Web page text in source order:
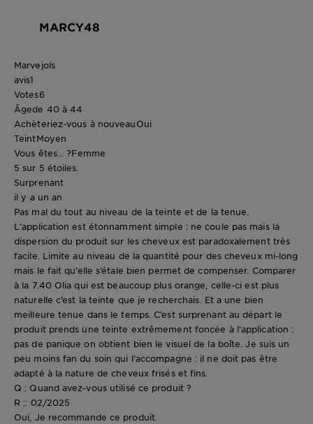
MARCY48
Marvejols
avis1
Votes6
Âgede 40 à 44
Achèteriez-vous à nouveauOui
TeintMoyen
Vous êtes... ?Femme
5 sur 5 étoiles.
Surprenant
il y a un an
Pas mal du tout au niveau de la teinte et de la tenue.
L’application est étonnamment simple : ne coule pas mais la
dispersion du produit sur les cheveux est paradoxalement très
facile. Limite au niveau de la quantité pour des cheveux mi-long
mais le fait qu’elle s’étale bien permet de compenser. Comparer
à la 7.40 Olia qui est beaucoup plus orange, celle-ci est plus
naturelle c’est la teinte que je recherchais. Et a une bien
meilleure tenue dans le temps. C’est surprenant au départ le
produit prends une teinte extrêmement foncée à l’application :
pas de panique on obtient bien le visuel de la boîte. Je suis un
peu moins fan du soin qui l’accompagne : il ne doit pas être
adapté à la nature de cheveux frisés et fins.
Q : Quand avez-vous utilisé ce produit ?
R :: 02/2025
Oui, Je recommande ce produit.